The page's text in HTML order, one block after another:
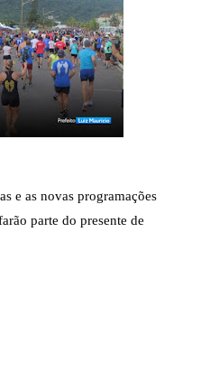
e as novas programações
parte do presente de